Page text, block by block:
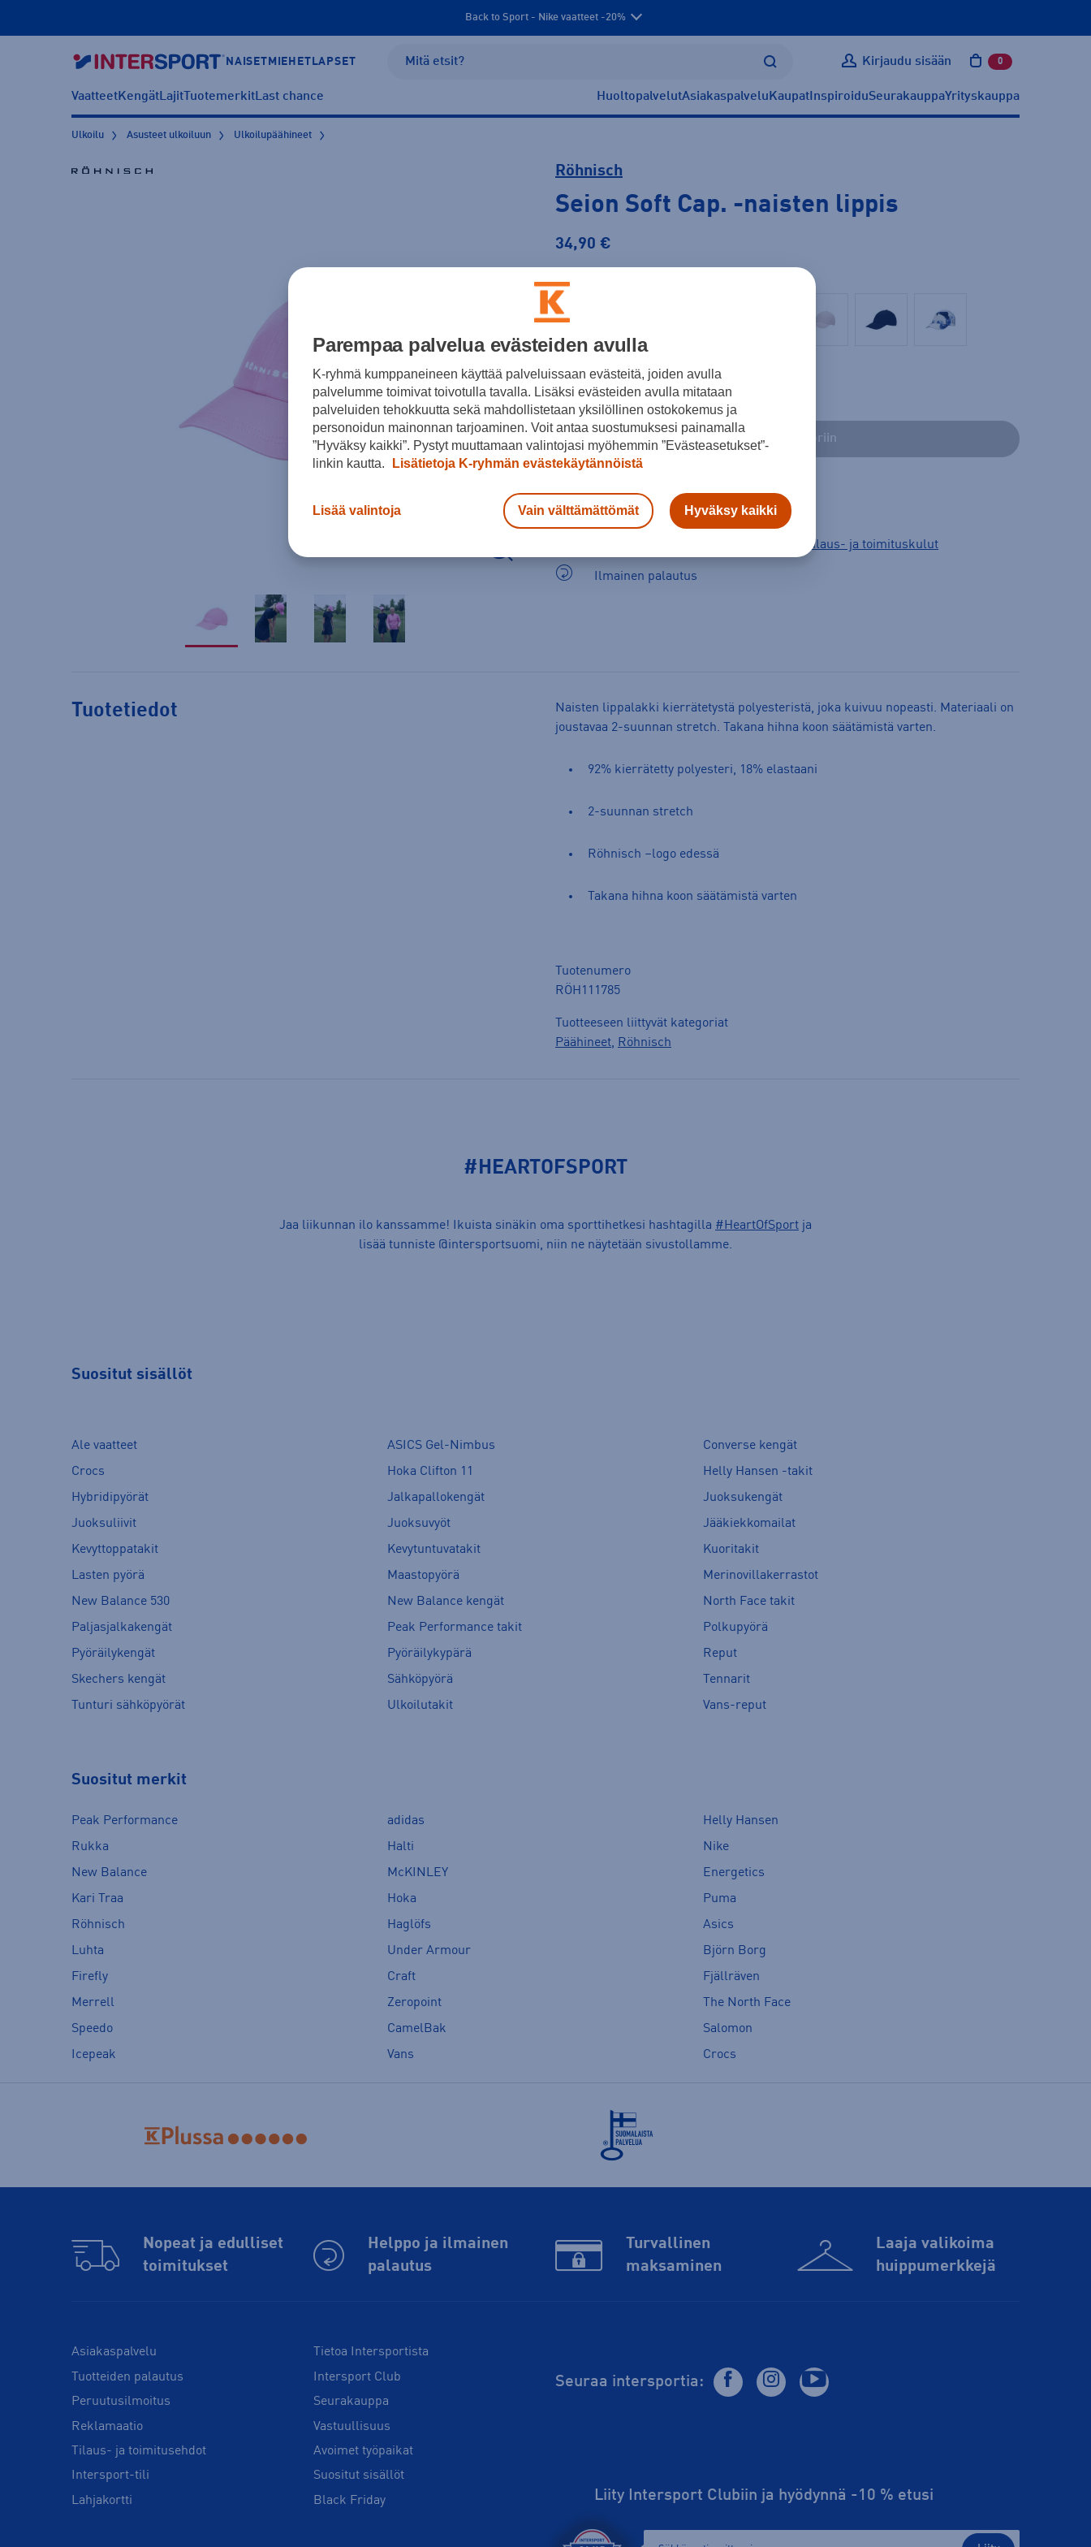
Back to Sport - Nike vaatteet -20%
NAISET MIEHET LAPSET Kirjaudu sisään 0 tuotetta
VaatteetKengätLajitTuotemerkitLast chance HuoltopalvelutAsiakaspalvelu Kaupat InspiroiduSeurakauppaYrityskauppa
Ulkoilu Asusteet ulkoiluun Ulkoilupäähineet
Röhnisch
Seion Soft Cap. -naisten lippis
34,90 €
Väri
Lisää ostoskoriin
Tilaus- ja toimituskulut
Ilmainen palautus
Tuotetiedot
Naisten lippalakki kierrätetystä polyesteristä, joka kuivuu nopeasti. Materiaali on
joustavaa 2-suunnan stretch. Takana hihna koon säätämistä varten.
92% kierrätetty polyesteri, 18% elastaani
2-suunnan stretch
Röhnisch –logo edessä
Takana hihna koon säätämistä varten
Tuotenumero
RÖH111785
Tuotteeseen liittyvät kategoriat
Päähineet, Röhnisch
#HEARTOFSPORT
Jaa liikunnan ilo kanssamme! Ikuista sinäkin oma sporttihetkesi hashtagilla #HeartOfSport ja
lisää tunniste @intersportsuomi, niin ne näytetään sivustollamme.
Suositut sisällöt
Ale vaatteet ASICS Gel-Nimbus
Converse kengät
Crocs
Hoka Clifton 11
Helly Hansen -takit
Hybridipyörät
Jalkapallokengät
Juoksukengät
Juoksuliivit
Juoksuvyöt
Jääkiekkomailat
Kevyttoppatakit
Kevytuntuvatakit
Kuoritakit
Lasten pyörä
Maastopyörä
Merinovillakerrastot
New Balance 530
New Balance kengät
North Face takit
Paljasjalkakengät
Peak Performance takit
Polkupyörä
Pyöräilykengät
Pyöräilykypärä
Reput
Skechers kengät
Sähköpyörä
Tennarit
Tunturi sähköpyörät
Ulkoilutakit Vans-reput
Suositut merkit
Peak Performance adidas
Helly Hansen
Rukka
Halti
Nike
New Balance
McKINLEY
Energetics
Kari Traa
Hoka
Puma
Röhnisch
Haglöfs
Asics
Luhta
Under Armour
Björn Borg
Firefly
Craft
Fjällräven
Merrell
Zeropoint
The North Face
Speedo
CamelBak
Salomon
Icepeak
Vans Crocs
Nopeat ja edulliset
toimitukset
Helppo ja ilmainen
palautus
Turvallinen
maksaminen
Laaja valikoima
huippu­merkkejä
Asiakaspalvelu
Tuotteiden palautus
Peruutusilmoitus
Reklamaatio
Tilaus- ja toimitusehdot
Intersport-tili
Lahjakortti
Tietoa Intersportista
Intersport Club
Seurakauppa
Vastuullisuus
Avoimet työpaikat
Suositut sisällöt
Black Friday
Seuraa intersportia:
Liity Intersport Clubiin ja hyödynnä -10 % etusi
Parempaa palvelua evästeiden avulla
K-ryhmä kumppaneineen käyttää palveluissaan evästeitä, joiden avulla
palvelumme toimivat toivotulla tavalla. Lisäksi evästeiden avulla mitataan
palveluiden tehokkuutta sekä mahdollistetaan yksilöllinen ostokokemus ja
personoidun mainonnan tarjoaminen. Voit antaa suostumuksesi painamalla
”Hyväksy kaikki”. Pystyt muuttamaan valintojasi myöhemmin ”Evästeasetukset”-
linkin kautta.
Lisätietoja K-ryhmän evästekäytännöistä
Lisää valintoja Vain välttämättömät Hyväksy kaikki